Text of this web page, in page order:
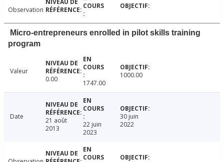
Observation
Micro-entrepreneurs enrolled in pilot skills training
program
Valeur
0.00
1747.00
1000.00
Date
21 août
2013
22 juin
2023
30 juin
2022